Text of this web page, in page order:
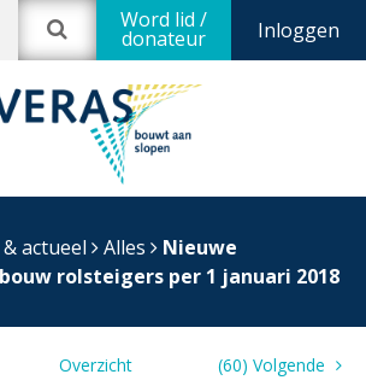
Inloggen
Word lid /
donateur
& actueel Alles
Nieuwe
rolsteigers per 1 januari 2018
Overzicht (60) Volgende